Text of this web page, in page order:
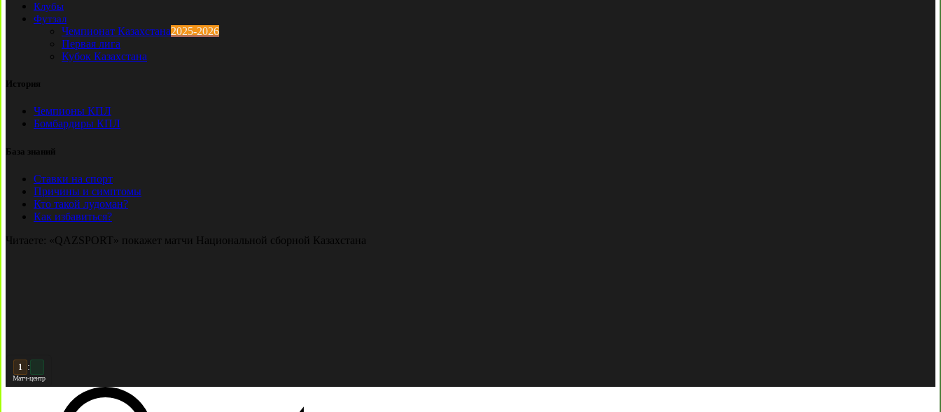
Клубы
Футзал
Чемпионат Казахстана2025-2026
Первая лига
Кубок Казахстана
История
Чемпионы КПЛ
Бомбардиры КПЛ
База знаний
Ставки на спорт
Причины и симптомы
Кто такой лудоман?
Как избавиться?
Читаете: «QAZSPORT» покажет матчи Национальной сборной Казахстана
2 :
Матч-центр